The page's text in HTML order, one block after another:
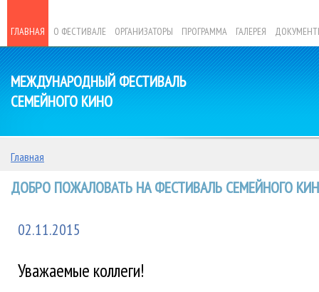
ГЛАВНАЯ О ФЕСТИВАЛЕ ОРГАНИЗАТОРЫ ПРОГРАММА ГАЛЕРЕЯ
МЕЖДУНАРОДНЫЙ ФЕСТИВАЛЬ
СЕМЕЙНОГО КИНО
Главная
ДОБРО ПОЖАЛОВАТЬ НА ФЕСТИВАЛЬ СЕМЕЙНОГО
02.11.2015
Уважаемые коллеги!